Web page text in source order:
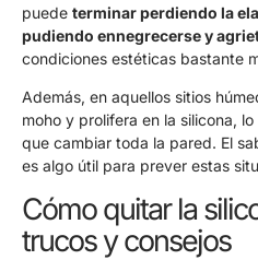
puede terminar perdiendo la
pudiendo ennegrecerse y
condiciones estéticas bastante
Además, en aquellos sitios
moho y prolifera en la silicona,
que cambiar toda la pared. El
es algo útil para prever estas
Cómo quitar la
trucos y consejos